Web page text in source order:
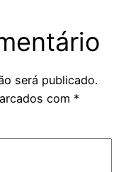
será publicado.
com *